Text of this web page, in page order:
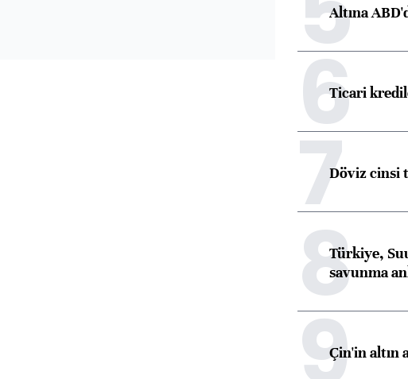
Altına
6
Ticari
7Döviz cinsi
8Türkiye,
savunma
9Çin'in altın